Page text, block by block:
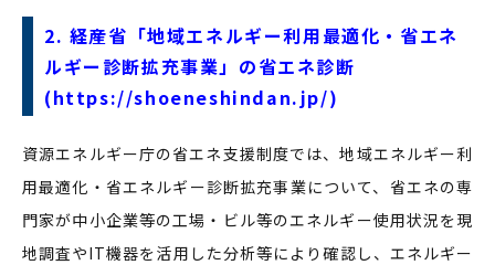
2. 経産省「地域エネルギー利用最適化・省エネ
ルギー診断拡充事業」の省エネ診断
(https://shoeneshindan.jp/)
資源エネルギー庁の省エネ支援制度では、地域エネルギー利
用最適化・省エネルギー診断拡充事業について、省エネの専
門家が中小企業等の工場・ビル等のエネルギー使用状況を現
地調査やIT機器を活用した分析等により確認し、エネルギー